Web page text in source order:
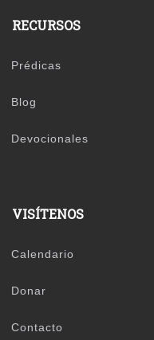
RECURSOS
Prédicas
Blog
Devocionales
VISÍTENOS
Calendario
Donar
Contacto